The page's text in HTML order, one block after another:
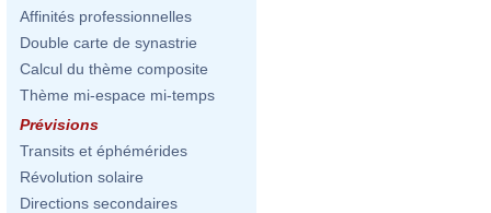
Affinités professionnelles
Double carte de synastrie
Calcul du thème composite
Thème mi-espace mi-temps
Prévisions
Transits et éphémérides
Révolution solaire
Directions secondaires